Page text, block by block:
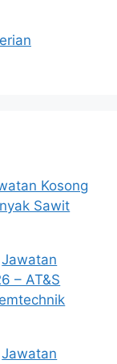
Kosong
Sawit
Jawatan
– AT&S
Jawatan